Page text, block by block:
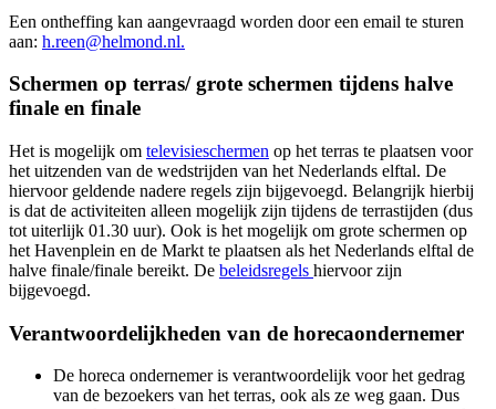
Een ontheffing kan aangevraagd worden door een email te sturen
aan: h.reen@helmond.nl.
Schermen op terras/ grote schermen tijdens halve
finale en finale
Het is mogelijk om televisieschermen op het terras te plaatsen voor
het uitzenden van de wedstrijden van het Nederlands elftal. De
hiervoor geldende nadere regels zijn bijgevoegd. Belangrijk hierbij
is dat de activiteiten alleen mogelijk zijn tijdens de terrastijden (dus
tot uiterlijk 01.30 uur). Ook is het mogelijk om grote schermen op
het Havenplein en de Markt te plaatsen als het Nederlands elftal de
halve finale/finale bereikt. De beleidsregels hiervoor zijn
bijgevoegd.
Verantwoordelijkheden van de horecaondernemer
De horeca ondernemer is verantwoordelijk voor het gedrag
van de bezoekers van het terras, ook als ze weg gaan. Dus